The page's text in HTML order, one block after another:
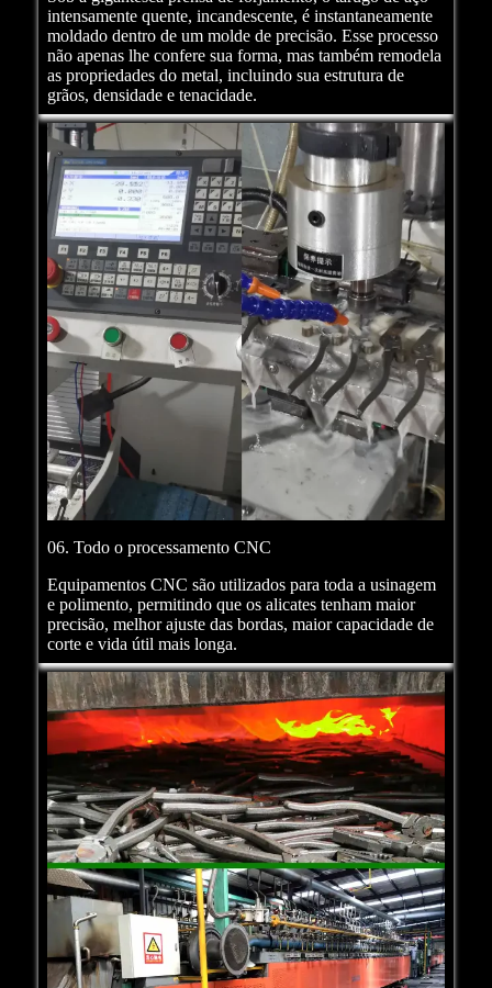
intensamente quente, incandescente, é instantaneamente
moldado dentro de um molde de precisão. Esse processo
não apenas lhe confere sua forma, mas também remodela
as propriedades do metal, incluindo sua estrutura de
grãos, densidade e tenacidade.
06. Todo o processamento CNC
Equipamentos CNC são utilizados para toda a usinagem
e polimento, permitindo que os alicates tenham maior
precisão, melhor ajuste das bordas, maior capacidade de
corte e vida útil mais longa.